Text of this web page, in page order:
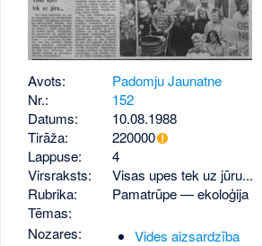
Avots:
Padomju Jaunatne
Nr.:
152
Datums:
10.08.1988
Tirāža:
220000
Lappuse:
4
Virsraksts:
Visas upes tek uz jūru...
Rubrika:
Pamatrūpe — ekoloģija
Tēmas:
Nozares:
Vides aizsardzība